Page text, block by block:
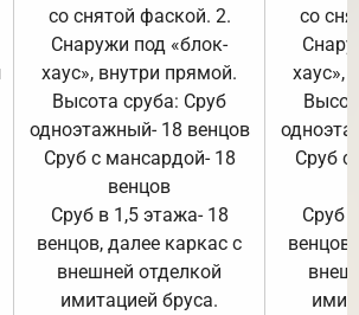
со снятой фаской. 2.
Снаружи под «блок-
хаус», внутри прямой.
Высота сруба: Сруб
одноэтажный- 18 венцов
Сруб с мансардой- 18
венцов
Сруб в 1,5 этажа- 18
венцов, далее каркас с
внешней отделкой
имитацией бруса.
со
хаус»,
Сруб с
Сруб